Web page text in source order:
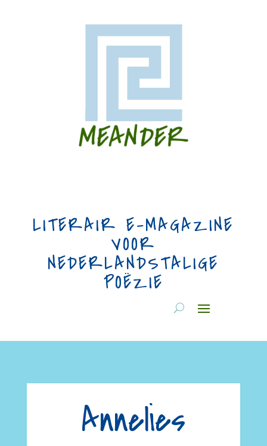
LITERAIR E-MAGAZINE
VOOR
NEDERLANDSTALIGE
POËZIE
Annelies